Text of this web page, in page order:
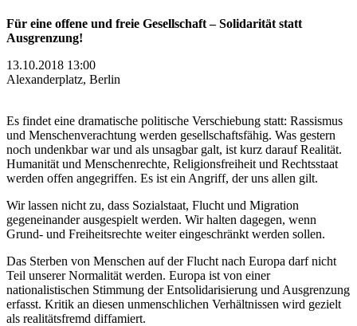
Für eine offene und freie Gesellschaft – Solidarität statt
Ausgrenzung!
13.10.2018 13:00
Alexanderplatz, Berlin
Es findet eine dramatische politische Verschiebung statt: Rassismus
und Menschenverachtung werden gesellschaftsfähig. Was gestern
noch undenkbar war und als unsagbar galt, ist kurz darauf Realität.
Humanität und Menschenrechte, Religionsfreiheit und Rechtsstaat
werden offen angegriffen. Es ist ein Angriff, der uns allen gilt.
Wir lassen nicht zu, dass Sozialstaat, Flucht und Migration
gegeneinander ausgespielt werden. Wir halten dagegen, wenn
Grund- und Freiheitsrechte weiter eingeschränkt werden sollen.
Das Sterben von Menschen auf der Flucht nach Europa darf nicht
Teil unserer Normalität werden. Europa ist von einer
nationalistischen Stimmung der Entsolidarisierung und Ausgrenzung
erfasst. Kritik an diesen unmenschlichen Verhältnissen wird gezielt
als realitätsfremd diffamiert.